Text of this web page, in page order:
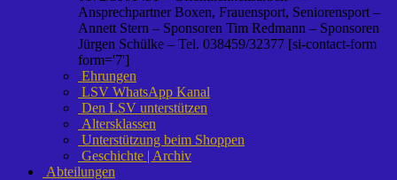
Ansprechpartner Boxen, Frauensport, Seniorensport –
Annett Stern – Sponsoren Tim Redmann – Sponsoren
Jürgen Schülke – Tel. 038459/32377 [si-contact-form
form='7']
Ehrungen
LSV WhatsApp Kanal
Den LSV unterstützen
Altersklassen
Unterstützung beim Shoppen
Geschichte | Archiv
Abteilungen